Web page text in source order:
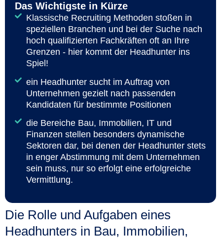
Das Wichtigste in Kürze
Klassische Recruiting Methoden stoßen in
speziellen Branchen und bei der Suche nach
hoch qualifizierten Fachkräften oft an Ihre
Grenzen - hier kommt der Headhunter ins
Spiel!
ein Headhunter sucht im Auftrag von
Unternehmen gezielt nach passenden
Kandidaten für bestimmte Positionen
die Bereiche Bau, Immobilien, IT und
Finanzen stellen besonders dynamische
Sektoren dar, bei denen der Headhunter stets
in enger Abstimmung mit dem Unternehmen
sein muss, nur so erfolgt eine erfolgreiche
Vermittlung.
Die Rolle und Aufgaben eines
Headhunters in Bau, Immobilien,